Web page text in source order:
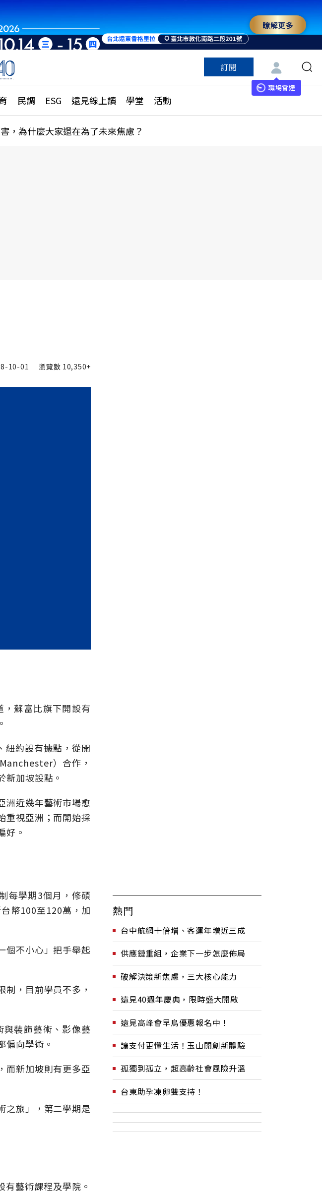
瞭解更多
訂閱
職場雷達
民調 ESG 遠見線上讀 學堂 活動
、職涯攻略
政調查全解析
更多訂閱方案
特色頻道
，為什麼大家還在為了未來焦慮？
10-01 瀏覽數 10,350+
蘇富比旗下開設有
紐約設有據點，從開
）合作，
加坡設點。
洲近幾年藝術市場愈
重視亞洲；而開始採
好。
每學期3個月，修碩
幣100至120萬，加
個不小心」把手舉起
，目前學員不多，
裝飾藝術、影像藝
偏向學術。
而新加坡則有更多亞
之旅」，第二學期是
藝術課程及學院。
熱門
台中航網十倍增、客運年增近三成
供應鏈重組，企業下一步怎麼佈局
破解決策新焦慮，三大核心能力
遠見40週年慶典，限時盛大開啟
遠見高峰會早鳥優惠報名中！
讓支付更懂生活！玉山開創新體驗
孤獨到孤立，超高齡社會風險升溫
台東助孕凍卵雙支持！